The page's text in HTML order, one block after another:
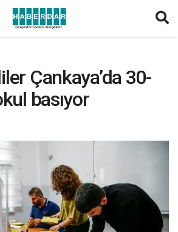
Çankaya’da 30-
basıyor